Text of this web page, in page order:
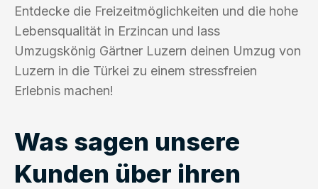
Entdecke die Freizeitmöglichkeiten und die hohe
Lebensqualität in Erzincan und lass
Umzugskönig Gärtner Luzern deinen Umzug von
Luzern in die Türkei zu einem stressfreien
Erlebnis machen!
Was sagen unsere
Kunden über ihren